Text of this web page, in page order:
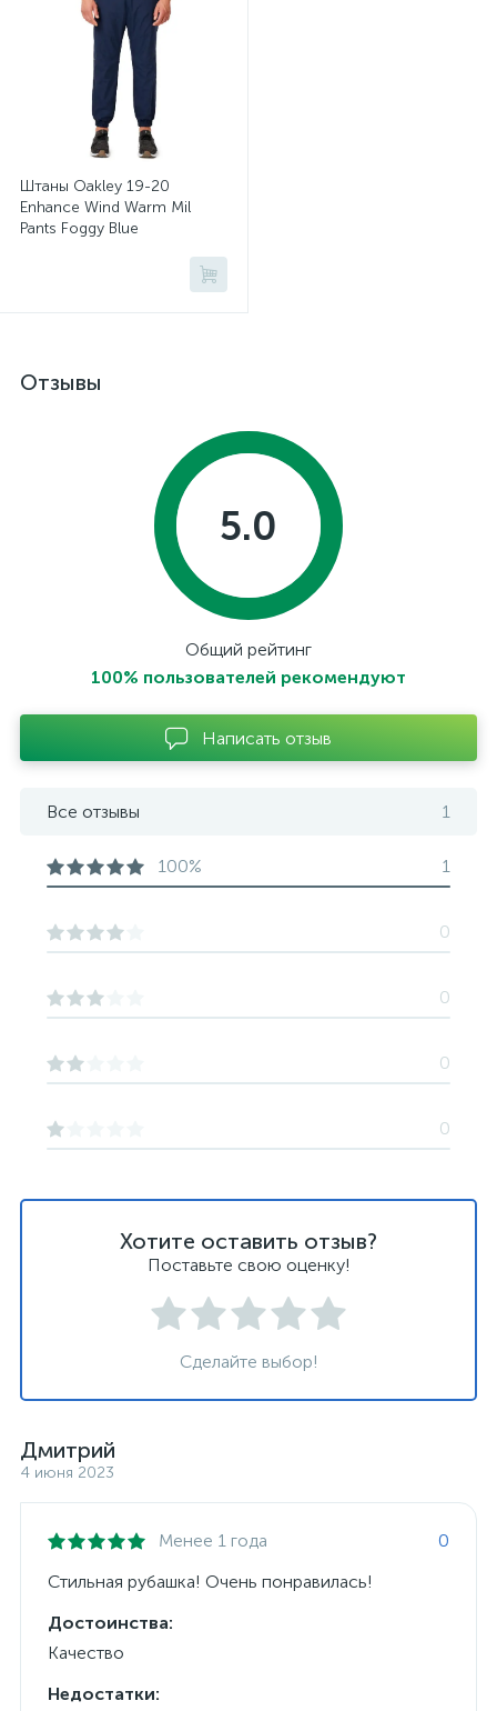
Штаны Oakley 19-20
Enhance Wind Warm Mil
Pants Foggy Blue
Отзывы
Хотите оставить отзыв?
Поставьте свою оценку!
Сделайте выбор!
Дмитрий
4 июня 2023
Менее 1 года
0
Стильная рубашка! Очень понравилась!
Достоинства:
Качество
Недостатки:
5.0
Общий рейтинг
100% пользователей рекомендуют
Написать отзыв
Все отзывы 1
100% 1
0
0
0
0